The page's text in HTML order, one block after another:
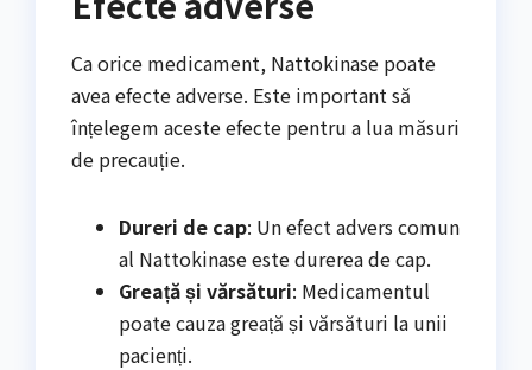
Ca orice medicament, Nattokinase poate
avea efecte adverse. Este important să
înțelegem aceste efecte pentru a lua măsuri
de precauție.
Dureri de cap: Un efect advers comun
al Nattokinase este durerea de cap.
Greață și vărsături: Medicamentul
poate cauza greață și vărsături la unii
pacienți.